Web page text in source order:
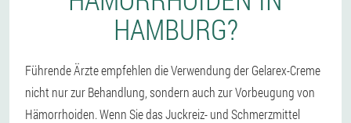
HAMBURG?
Führende Ärzte empfehlen die Verwendung der Gelarex-Creme
nicht nur zur Behandlung, sondern auch zur Vorbeugung von
Hämorrhoiden. Wenn Sie das Juckreiz- und Schmerzmittel